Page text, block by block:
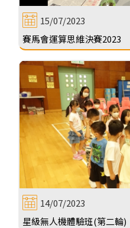
15/07/2023
賽馬會運算思維決賽2023
14/07/2023
星級無人機體驗班(第二輪)